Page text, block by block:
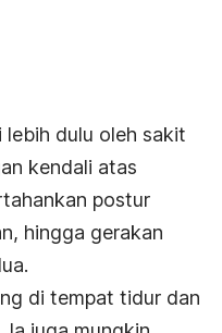
dulu oleh sakit
kendali atas
postur
hingga gerakan
di tempat tidur dan